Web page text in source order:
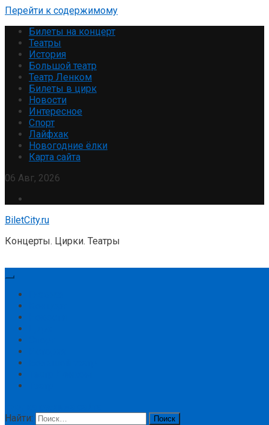
Перейти к содержимому
Билеты на концерт
Театры
История
Большой театр
Театр Ленком
Билеты в цирк
Новости
Интересное
Спорт
Лайфхак
Новогодние ёлки
Карта сайта
06 Авг, 2026
BiletCity.ru
Концерты. Цирки. Театры
Найти: